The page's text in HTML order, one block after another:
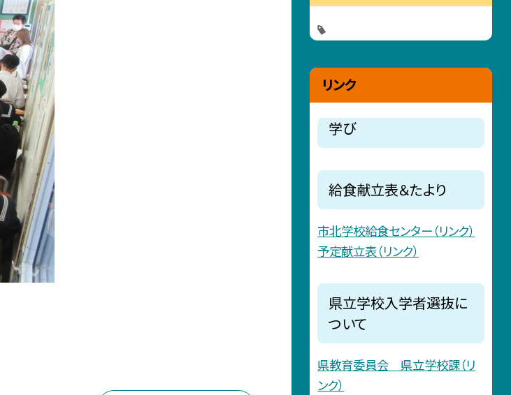
リンク
学び
給食献立表＆たより
市北学校給食センター（リンク）
予定献立表（リンク）
県立学校入学者選抜に
ついて
県教育委員会 県立学校課（リ
ンク）